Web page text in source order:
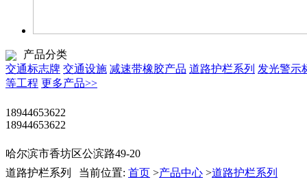
产品分类
交通标志牌 交通设施 减速带橡胶产品 道路护栏系列 发光警示
等工程 更多产品>>
18944653622
18944653622
哈尔滨市香坊区公滨路49-20
道路护栏系列
当前位置: 首页 >产品中心 >道路护栏系列